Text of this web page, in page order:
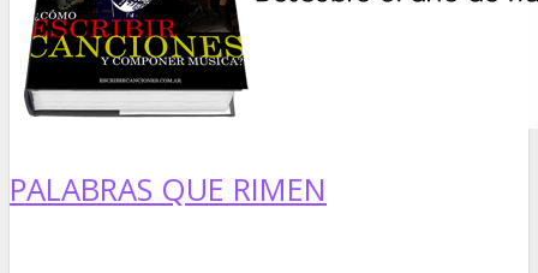
PALABRAS QUE RIMEN